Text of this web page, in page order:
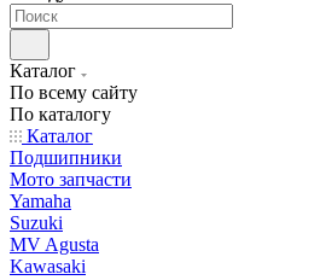
Каталог
По всему сайту
По каталогу
Каталог
Подшипники
Мото запчасти
Yamaha
Suzuki
MV Agusta
Kawasaki